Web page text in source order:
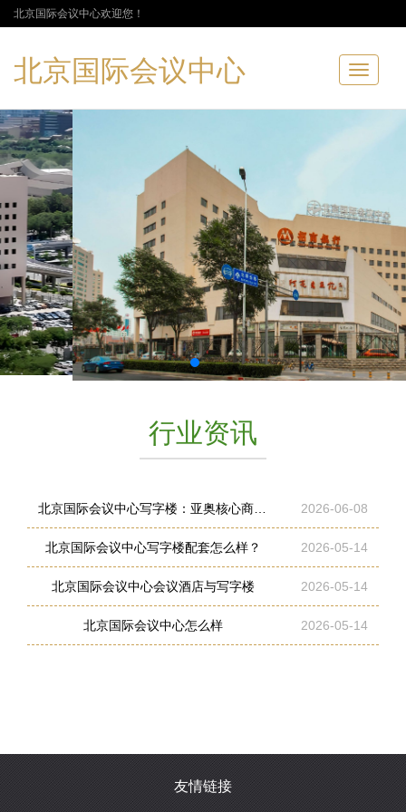
北京国际会议中心欢迎您！
北京国际会议中心
行业资讯
2026-06-08
北京国际会议中心写字楼配套怎么样？ 2026-05-14
北京国际会议中心会议酒店与写字楼 2026-05-14
北京国际会议中心怎么样 2026-05-14
友情链接